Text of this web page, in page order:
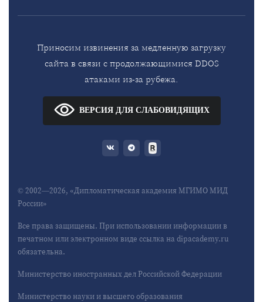
Приносим извинения за медленную загрузку
сайта в связи с продолжающимися DDOS
атаками из-за рубежа.
ВЕРСИЯ ДЛЯ СЛАБОВИДЯЩИХ
© 2002—2026, «Дипломатическая академия МГИМО МИД
России»
Все права защищены. При использовании информации в
печатном или электронном виде ссылка на dipacademy.ru
обязательна.
Министерство иностранных дел Российской Федерации
Министерство науки и высшего образования